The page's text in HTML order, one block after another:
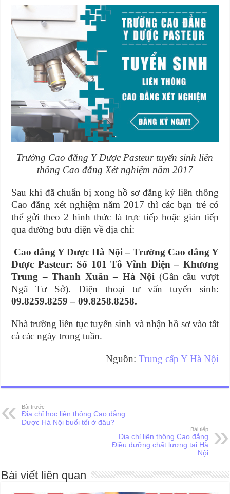
Trường Cao đẳng Y Dược Pasteur tuyển sinh liên
thông Cao đẳng Xét nghiệm năm 2017
Sau khi đã chuẩn bị xong hồ sơ đăng ký liên thông
Cao đẳng xét nghiệm năm 2017 thì các bạn trẻ có
thể gửi theo 2 hình thức là trực tiếp hoặc gián tiếp
qua đường bưu điện về địa chỉ:
Cao đẳng Y Dược Hà Nội – Trường Cao đẳng Y
Dược Pasteur: Số 101 Tô Vĩnh Diện – Khương
Trung – Thanh Xuân – Hà Nội (Gần cầu vượt
Ngã Tư Sở). Điện thoại tư vấn tuyển sinh:
09.8259.8259 – 09.8258.8258.
Nhà trường liên tục tuyển sinh và nhận hồ sơ vào tất
cả các ngày trong tuần.
Nguồn: Trung cấp Y Hà Nội
Bài trước
Địa chỉ học liên thông Cao đẳng
Dược Hà Nội buổi tối ở đâu?
Bài tiếp
Địa chỉ liên thông Cao đẳng
Điều dưỡng chất lượng tại Hà
Nội
Bài viết liên quan